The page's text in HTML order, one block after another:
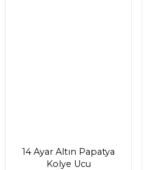
14 Ayar Altın Papatya
Kolye Ucu